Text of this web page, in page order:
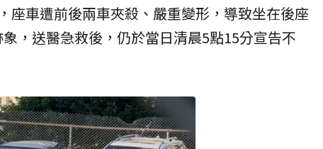
座車遭前後兩車夾殺、嚴重變形，導致坐在後座
，送醫急救後，仍於當日清晨5點15分宣告不